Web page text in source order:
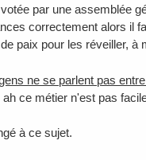
par une assemblée
correctement alors il
paix pour les réveiller, à
ne se parlent pas
ce métier n'est pas
à ce sujet.